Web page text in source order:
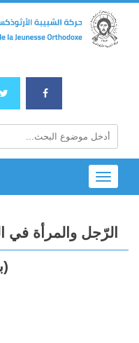
Toggle
navigation
الرّجل والمرأة في